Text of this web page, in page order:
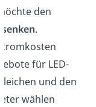
den
.
für LED-
und den
wählen